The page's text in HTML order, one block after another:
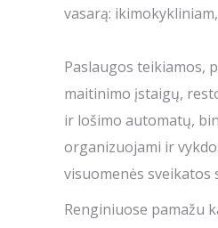
vasarą:
Paslaugos teikiamos,
maitinimo įstaigų,
ir lošimo automatų,
organizuojami ir
visuomenės sveikatos
Renginiuose pamažu